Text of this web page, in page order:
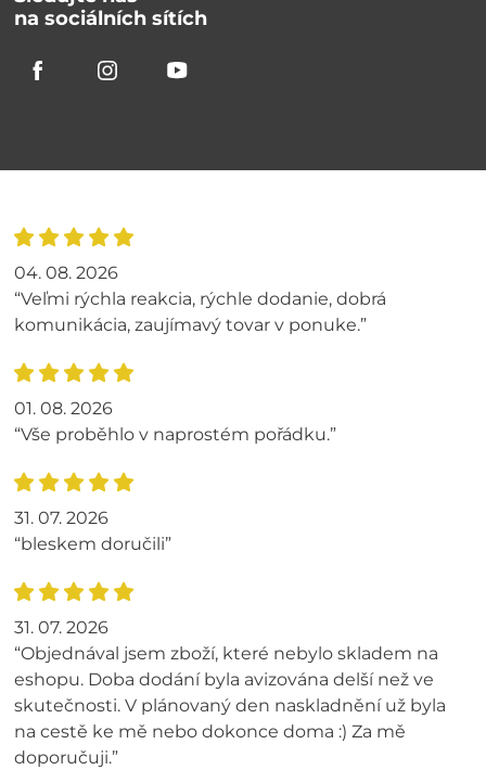
na sociálních sítích
04. 08. 2026
“Veľmi rýchla reakcia, rýchle dodanie, dobrá
komunikácia, zaujímavý tovar v ponuke.”
01. 08. 2026
“Vše proběhlo v naprostém pořádku.”
31. 07. 2026
“bleskem doručili”
31. 07. 2026
“Objednával jsem zboží, které nebylo skladem na
eshopu. Doba dodání byla avizována delší než ve
skutečnosti. V plánovaný den naskladnění už byla
na cestě ke mě nebo dokonce doma :) Za mě
doporučuji.”